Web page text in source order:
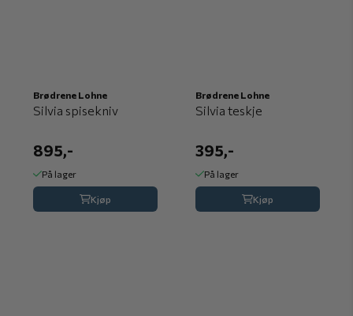
Brødrene Lohne
Silvia spisekniv
895,-
På lager
Kjøp
Brødrene Lohne
Silvia teskje
395,-
På lager
Kjøp